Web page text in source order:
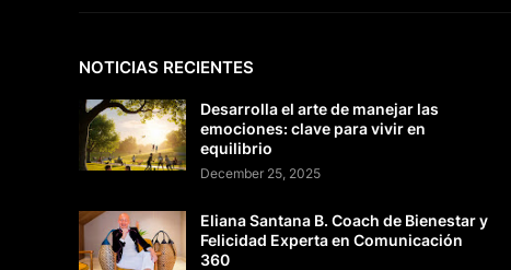
NOTICIAS RECIENTES
Desarrolla el arte de manejar las
emociones: clave para vivir en
equilibrio
December 25, 2025
Eliana Santana B. Coach de Bienestar y
Felicidad Experta en Comunicación
360